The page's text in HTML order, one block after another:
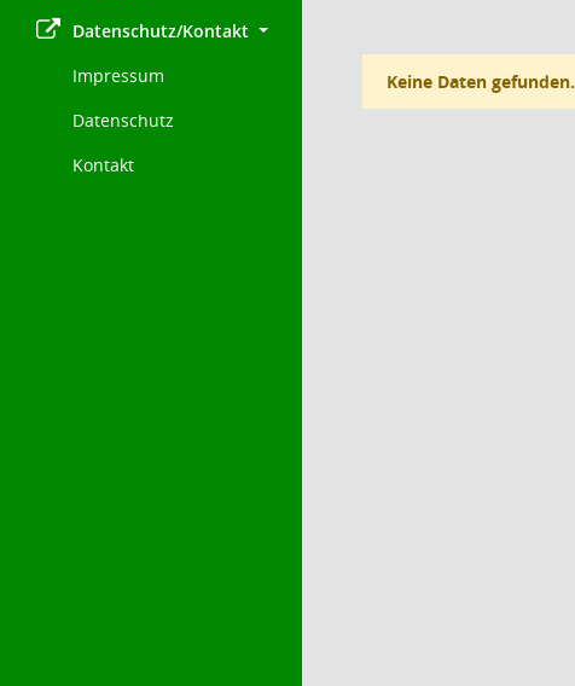
Datenschutz/Kontakt
Impressum
Datenschutz
Kontakt
Keine Daten gefunden.